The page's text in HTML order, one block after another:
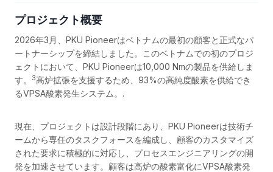
プロジェクト概要
2026年3月、PKU Pioneerはベトナムの最初の顧客と正式なパ
ートナーシップを締結しました。このベトナムでの初のプロジ
ェクトにおいて、PKU Pioneerは10,000 Nmの製品を供給しま
す。
3高炉拡張を支援するため、93%の高純度酸素を供給でき
るVPSA酸素発生システム。.
現在、プロジェクトは設計段階にあり、PKU Pioneerは技術チ
ームから専任のタスクフォースを編成し、顧客のカスタマイズ
された要求に積極的に対応し、プロセスエンジニアリングの開
発を加速させています。顧客は高炉の酸素富化にVPSA酸素発